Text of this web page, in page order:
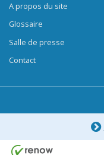
A propos du site
Glossaire
Salle de presse
Contact